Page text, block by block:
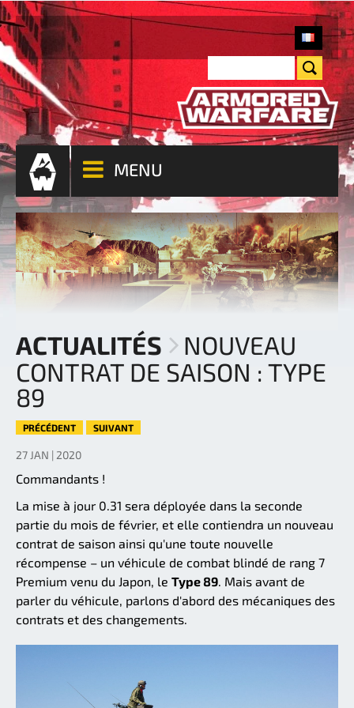
MENU
ACTUALITÉS
NOUVEAU
CONTRAT DE SAISON : TYPE
89
PRÉCÉDENT SUIVANT
27 JAN | 2020
Commandants !
La mise à jour 0.31 sera déployée dans la seconde
partie du mois de février, et elle contiendra un nouveau
contrat de saison ainsi qu'une toute nouvelle
récompense – un véhicule de combat blindé de rang 7
Premium venu du Japon, le Type 89. Mais avant de
parler du véhicule, parlons d'abord des mécaniques des
contrats et des changements.